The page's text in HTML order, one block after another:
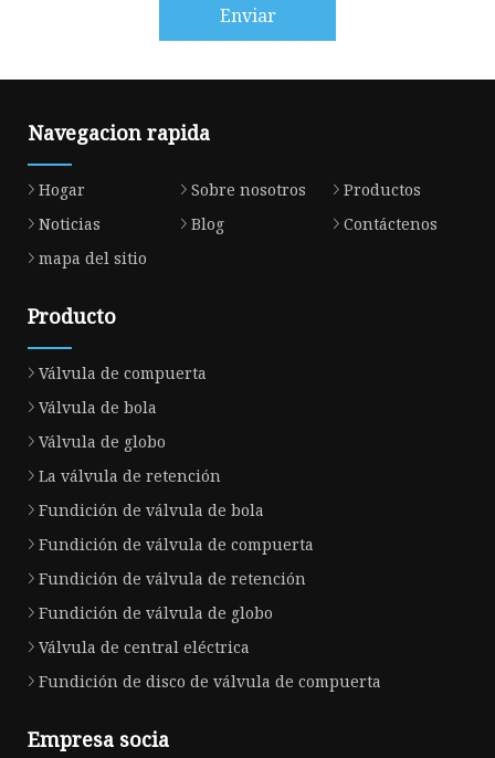
Enviar
Navegacion rapida
Hogar Sobre nosotros
Productos
Noticias
Blog
Contáctenos
mapa del sitio
Producto
Válvula de compuerta
Válvula de bola
Válvula de globo
La válvula de retención
Fundición de válvula de bola
Fundición de válvula de compuerta
Fundición de válvula de retención
Fundición de válvula de globo
Válvula de central eléctrica
Fundición de disco de válvula de compuerta
Empresa socia